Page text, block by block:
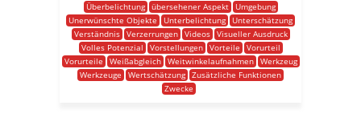
Überbelichtung
übersehener Aspekt
Umgebung
Unerwünschte Objekte
Unterbelichtung
Unterschätzung
Verständnis
Verzerrungen Videos
Visueller Ausdruck
Volles Potenzial
Vorstellungen Vorteile
Vorurteil
Vorurteile
Weißabgleich Weitwinkelaufnahmen
Werkzeug
Werkzeuge
Wertschätzung Zusätzliche Funktionen
Zwecke